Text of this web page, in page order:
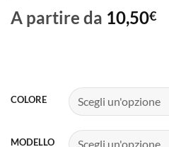
A partire da 10,50€
COLORE
MODELLO